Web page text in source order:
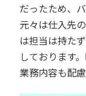
だったため、
元々は仕入先
は担当は持た
しております
業務内容も配